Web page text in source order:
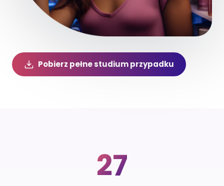
Pobierz pełne studium przypadku
27